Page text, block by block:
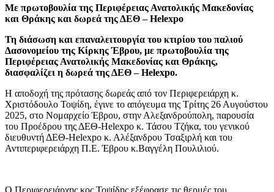
Mε πρωτοβουλία της Περιφέρειας Ανατολικής Μακεδονίας
και Θράκης και δωρεά της ΔΕΘ – Helexpo
Τη διάσωση και επαναλειτουργία του κτιρίου του παλιού
Δασονομείου της Κίρκης Έβρου, με πρωτοβουλία της
Περιφέρειας Ανατολικής Μακεδονίας και Θράκης,
διασφαλίζει η δωρεά της ΔΕΘ – Helexpo.
Η αποδοχή της πρότασης δωρεάς από τον Περιφερειάρχη κ.
Χριστόδουλο Τοψίδη, έγινε το απόγευμα της Τρίτης 26 Αυγούστου
2025, στο Νομαρχείο Έβρου, στην Αλεξανδρούπολη, παρουσία
του Προέδρου της ΔΕΘ-Helexpo κ. Τάσου Τζήκα, του γενικού
διευθυντή ΔΕΘ-Helexpo κ. Αλέξανδρου Τσαξιρλή και του
Αντιπεριφερειάρχη Π.Ε. Έβρου κ.Βαγγέλη Πουλιλιού.
Ο Περιφερειάρχης κος Τοψίδης εξέφρασε τις θερμές του